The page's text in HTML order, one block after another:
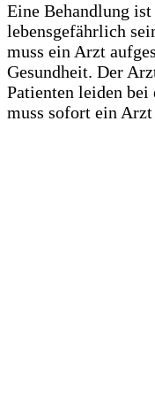
Eine Behandlung
lebensgefährlich
muss ein Arzt
Gesundheit. Der
Patienten leiden
muss sofort ein